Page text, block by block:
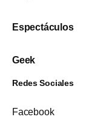
Espectáculos
Geek
Redes Sociales
Facebook